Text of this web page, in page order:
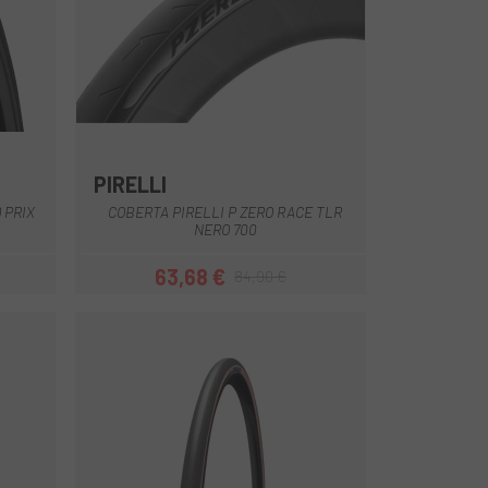
PRIX
PIRELLI
COBERTA PIRELLI P ZERO RACE TLR
NERO 700
Preu
63,68 €Preu regular